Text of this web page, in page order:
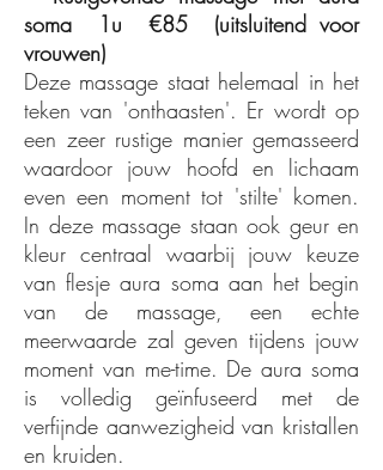
soma
1u €85 (uitsluitend voor
vrouwen)
Deze massage staat helemaal in het
teken van 'onthaasten'. Er wordt op
een zeer rustige manier gemasseerd
waardoor jouw hoofd en lichaam
even een moment tot 'stilte' komen.
In deze massage staan ook geur en
kleur centraal waarbij jouw keuze
van flesje aura soma aan het begin
van de massage, een echte
meerwaarde zal geven tijdens jouw
moment van me-time. De aura soma
is volledig geïnfuseerd met de
verfijnde aanwezigheid van kristallen
en kruiden.